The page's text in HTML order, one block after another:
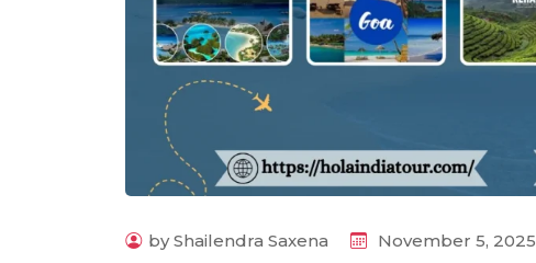
by Shailendra Saxena November 5, 2025